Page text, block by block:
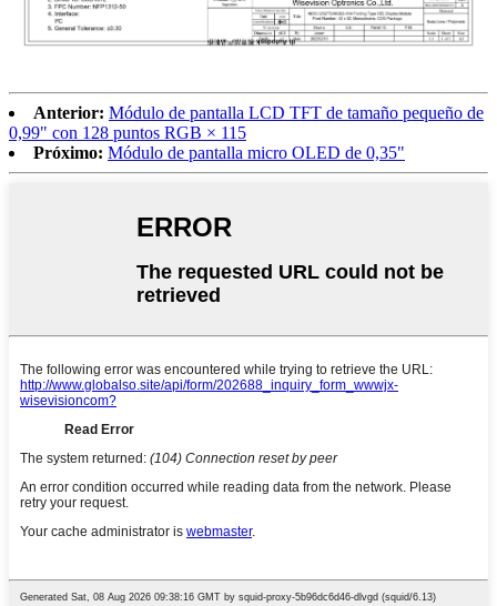
Anterior: Módulo de pantalla LCD TFT de tamaño pequeño de
0,99" con 128 puntos RGB × 115
Próximo: Módulo de pantalla micro OLED de 0,35"